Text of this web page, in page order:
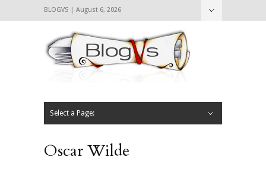
BLOGVS | August 6, 2026
Select a Page:
Oscar Wilde